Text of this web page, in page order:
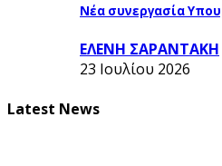
Νέα συνεργασία
ΕΛΕΝΗ ΣΑΡΑΝΤΑΚΗ
23 Ιουλίου 2026
Latest News